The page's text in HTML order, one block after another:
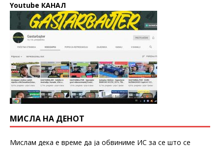
Youtube КАНАЛ
МИСЛА НА ДЕНОТ
Мислам дека е време да ја обвиниме ИС за се што се